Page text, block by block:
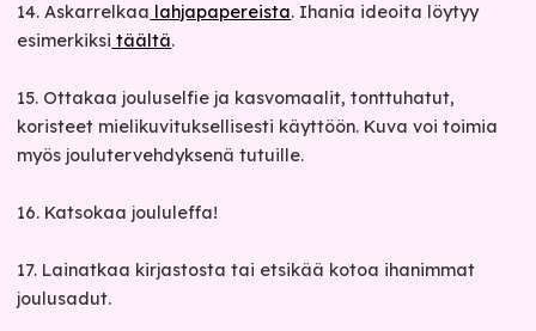
14. Askarrelkaa lahjapapereista. Ihania ideoita löytyy
esimerkiksi täältä.
15. Ottakaa jouluselfie ja kasvomaalit, tonttuhatut,
koristeet mielikuvituksellisesti käyttöön. Kuva voi toimia
myös joulutervehdyksenä tutuille.
16. Katsokaa joululeffa!
17. Lainatkaa kirjastosta tai etsikää kotoa ihanimmat
joulusadut.